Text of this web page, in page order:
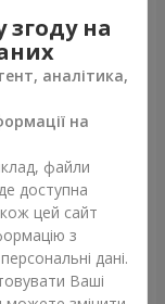
- серцю"
Замовити
на
аналітика,
на
файли
доступна
цей сайт
з
дані.
Ваші